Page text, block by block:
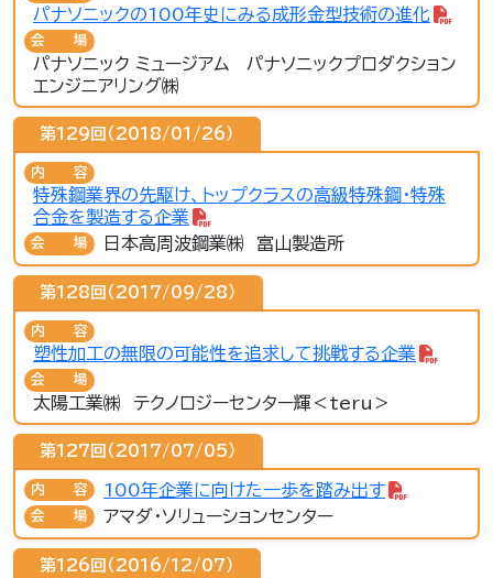
パナソニックの100年史にみる成形金型技術の進化
会場
パナソニック ミュージアム パナソニックプロダクション
エンジニアリング㈱
第129回（2018/01/26）
内容
特殊鋼業界の先駆け、トップクラスの高級特殊鋼・特殊
合金を製造する企業
会場 日本高周波鋼業㈱ 富山製造所
第128回（2017/09/28）
内容
塑性加工の無限の可能性を追求して挑戦する企業
会場
太陽工業㈱ テクノロジーセンター輝＜teru＞
第127回（2017/07/05）
内容 100年企業に向けた一歩を踏み出す
会場 アマダ・ソリューションセンター
第126回（2016/12/07）